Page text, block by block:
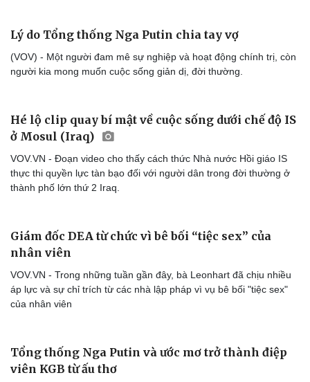
Văn hóa
Sân khấu - Điện ảnh
Văn học
Âm nhạc
Di sản
Giải trí
Thời trang
Sao Việt
Lý do Tổng thống Nga Putin chia tay vợ
(VOV) - Một người đam mê sự nghiệp và hoạt động chính trị, còn
người kia mong muốn cuộc sống giản dị, đời thường.
Hé lộ clip quay bí mật về cuộc sống dưới chế độ IS
ở Mosul (Iraq)
VOV.VN - Đoạn video cho thấy cách thức Nhà nước Hồi giáo IS
thực thi quyền lực tàn bạo đối với người dân trong đời thường ở
thành phố lớn thứ 2 Iraq.
Giám đốc DEA từ chức vì bê bối “tiệc sex” của
nhân viên
VOV.VN - Trong những tuần gần đây, bà Leonhart đã chịu nhiều
áp lực và sự chỉ trích từ các nhà lập pháp vì vụ bê bối "tiệc sex"
của nhân viên
Tổng thống Nga Putin và ước mơ trở thành điệp
viên KGB từ ấu thơ